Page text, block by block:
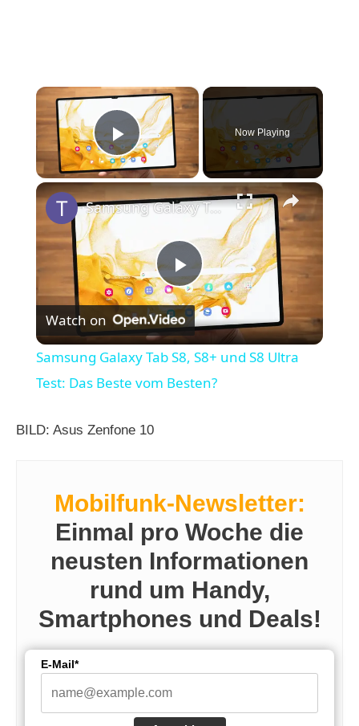
×
Play Video
Now Playing
×
P
l
a
d
e
o
Samsung Galaxy Tab S8, S8+ und S8 Ultra Test: Das Beste vom Besten?
Watch on
Samsung Galaxy Tab S8, S8+ und S8 Ultra
Test: Das Beste vom Besten?
BILD: Asus Zenfone 10
Mobilfunk-Newsletter:
Einmal pro Woche die
neusten Informationen
rund um Handy,
Smartphones und Deals!
E-Mail*